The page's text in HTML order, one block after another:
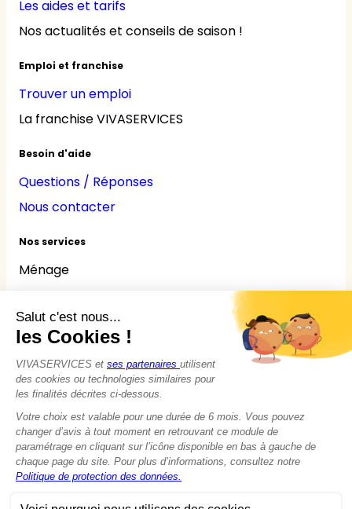
Les aides et tarifs
Nos actualités et conseils de saison !
Emploi et franchise
Trouver un emploi
La franchise VIVASERVICES
Besoin d'aide
Questions / Réponses
Nous contacter
Nos services
Ménage
Jardinage
Bricolage
Nounou
Seniors
Handicaps
© 2015 - 2026VIVASERVICES
Modifier vos préférences en matière de cookies